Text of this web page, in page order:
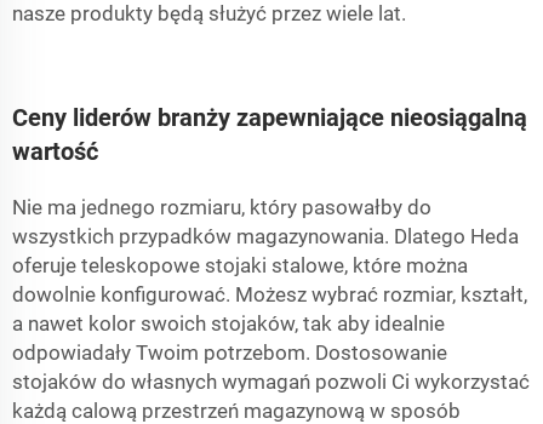
nasze produkty będą służyć przez wiele lat.
Ceny liderów branży zapewniające nieosiągalną
wartość
Nie ma jednego rozmiaru, który pasowałby do
wszystkich przypadków magazynowania. Dlatego Heda
oferuje teleskopowe stojaki stalowe, które można
dowolnie konfigurować. Możesz wybrać rozmiar, kształt,
a nawet kolor swoich stojaków, tak aby idealnie
odpowiadały Twoim potrzebom. Dostosowanie
stojaków do własnych wymagań pozwoli Ci wykorzystać
każdą calową przestrzeń magazynową w sposób